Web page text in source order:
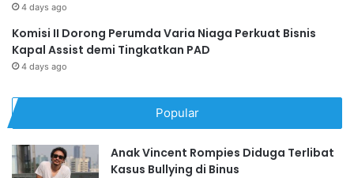
4 days ago
Komisi II Dorong Perumda Varia Niaga Perkuat Bisnis
Kapal Assist demi Tingkatkan PAD
4 days ago
Popular
Anak Vincent Rompies Diduga Terlibat
Kasus Bullying di Binus